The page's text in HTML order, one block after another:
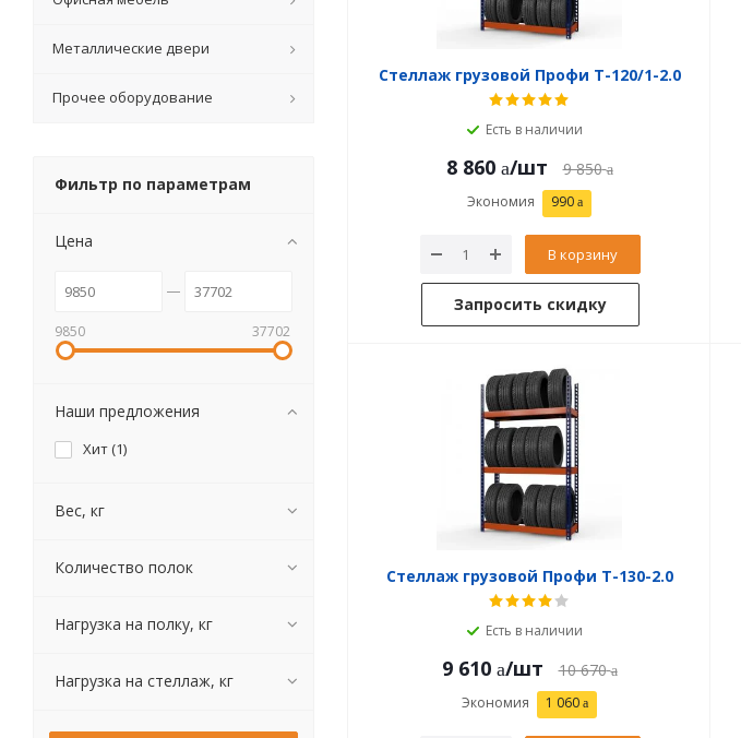
Стеллаж грузовой Профи Т-120/1-2.0
Есть в наличии
8 860 /шт 9 850
Экономия 990
В корзину
Запросить скидку
Стеллаж грузовой Профи Т-130-2.0
Есть в наличии
9 610 /шт 10 670
Экономия 1 060
Металлические двери
Прочее оборудование
Фильтр по параметрам
Цена
9850 37702
Наши предложения
Хит (1)
Вес, кг
Количество полок
Нагрузка на полку, кг
Нагрузка на стеллаж, кг